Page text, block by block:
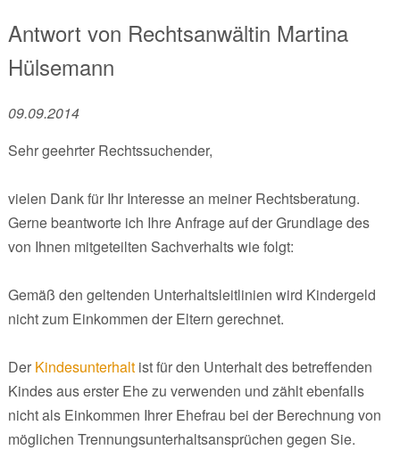
Antwort von Rechtsanwältin Martina
Hülsemann
09.09.2014
Sehr geehrter Rechtssuchender,
vielen Dank für Ihr Interesse an meiner Rechtsberatung.
Gerne beantworte ich Ihre Anfrage auf der Grundlage des
von Ihnen mitgeteilten Sachverhalts wie folgt:
Gemäß den geltenden Unterhaltsleitlinien wird Kindergeld
nicht zum Einkommen der Eltern gerechnet.
Der Kindesunterhaltist für den Unterhalt des betreffenden
Kindes aus erster Ehe zu verwenden und zählt ebenfalls
nicht als Einkommen Ihrer Ehefrau bei der Berechnung von
möglichen Trennungsunterhaltsansprüchen gegen Sie.